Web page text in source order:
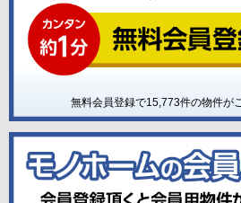
無料会員登録で15,773件の物件が